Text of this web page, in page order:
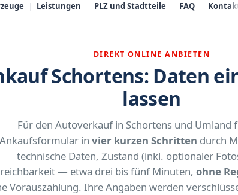
Leistungen PLZ und Stadtteile FAQ
DIREKT ONLINE ANBIETEN
Schortens: Daten
lassen
Für den Autoverkauf in Schortens und Umland
Ankaufsformular in vier kurzen Schritten durch
technische Daten, Zustand (inkl. optionaler
— etwa drei bis fünf Minuten, ohne
Vorauszahlung. Ihre Angaben werden